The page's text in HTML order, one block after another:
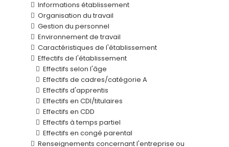
Informations établissement
Organisation du travail
Gestion du personnel
Environnement de travail
Caractéristiques de l'établissement
Effectifs de l'établissement
Effectifs selon l'âge
Effectifs de cadres/catégorie A
Effectifs d'apprentis
Effectifs en CDI/titulaires
Effectifs en CDD
Effectifs à temps partiel
Effectifs en congé parental
Renseignements concernant l'entreprise ou